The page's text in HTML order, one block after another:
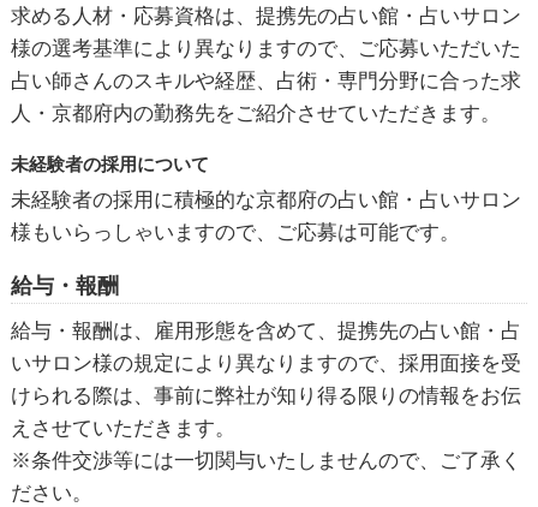
求める人材・応募資格は、提携先の占い館・占いサロン
様の選考基準により異なりますので、ご応募いただいた
占い師さんのスキルや経歴、占術・専門分野に合った求
人・京都府内の勤務先をご紹介させていただきます。
未経験者の採用について
未経験者の採用に積極的な京都府の占い館・占いサロン
様もいらっしゃいますので、ご応募は可能です。
給与・報酬
給与・報酬は、雇用形態を含めて、提携先の占い館・占
いサロン様の規定により異なりますので、採用面接を受
けられる際は、事前に弊社が知り得る限りの情報をお伝
えさせていただきます。
※条件交渉等には一切関与いたしませんので、ご了承く
ださい。